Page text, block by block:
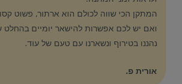
המתקן הכי שווה לכולם הוא ארתור, פשוט
ואם יש לכם אפשרות להישאר יומיים בהחלט
נהננו בטירוף ונשארנו עם טעם של עוד.
אורית פ.